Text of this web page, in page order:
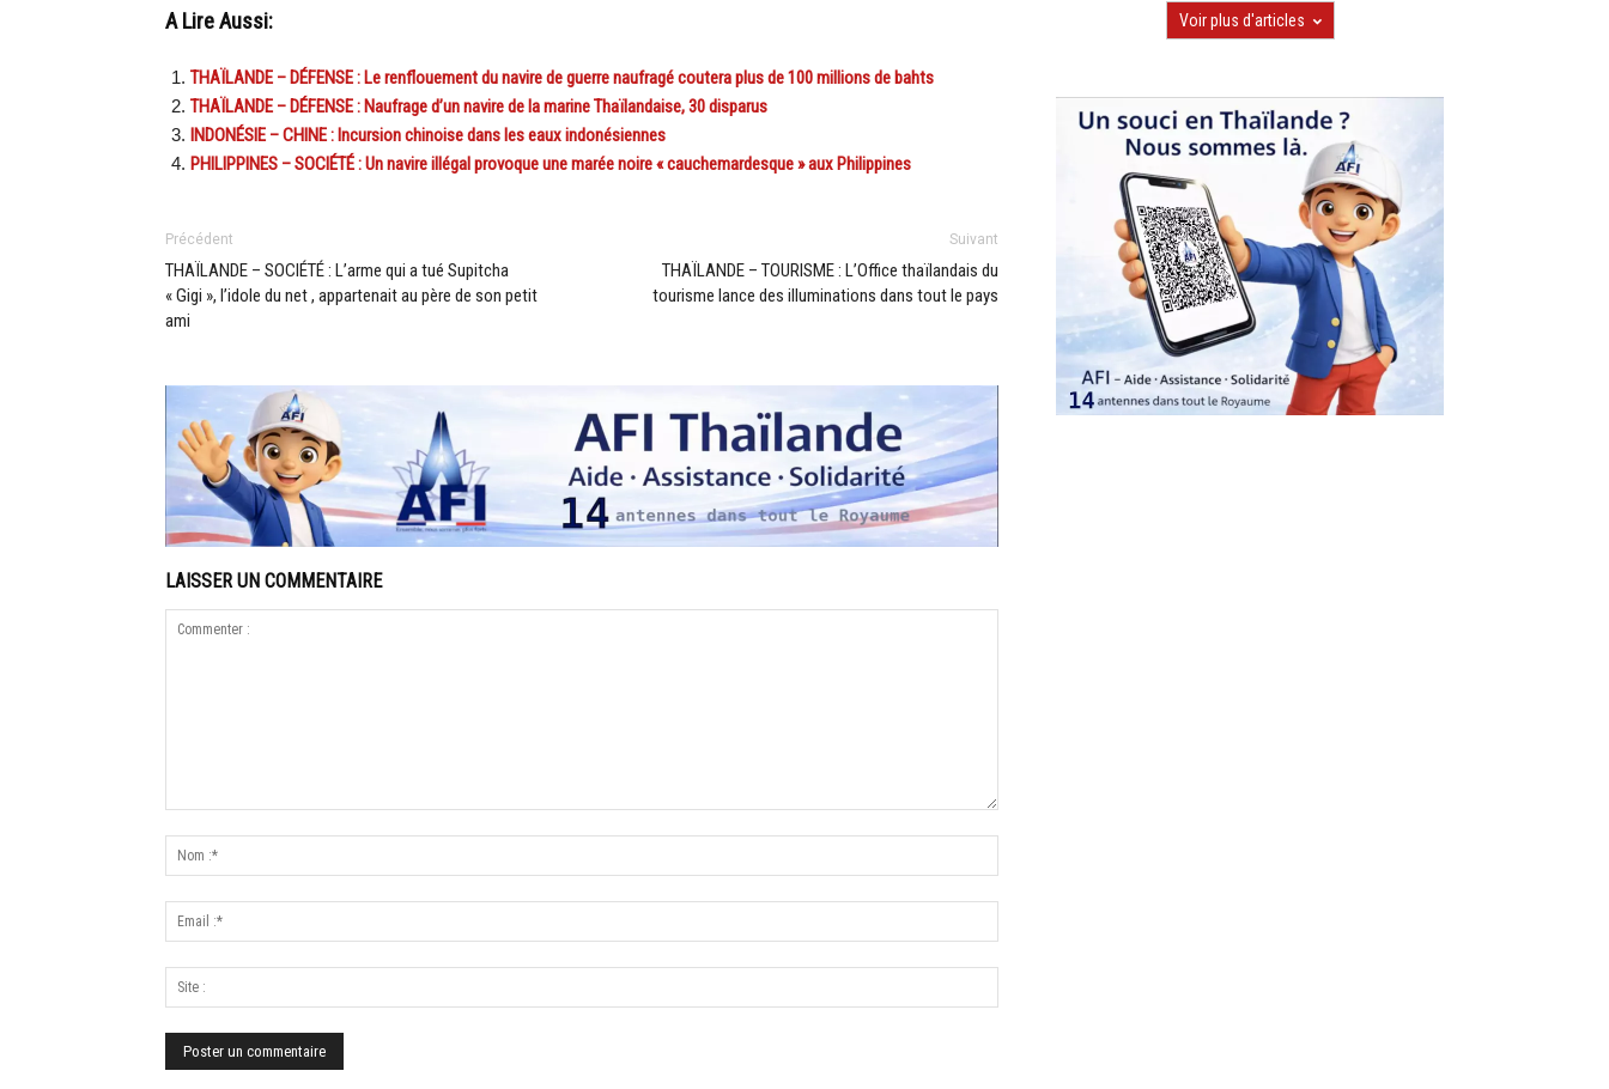
A Lire Aussi:
THAÏLANDE – DÉFENSE : Le renflouement du navire de guerre naufragé coutera plus de 100 millions de bahts
THAÏLANDE – DÉFENSE : Naufrage d’un navire de la marine Thaïlandaise, 30 disparus
INDONÉSIE – CHINE : Incursion chinoise dans les eaux indonésiennes
PHILIPPINES – SOCIÉTÉ : Un navire illégal provoque une marée noire « cauchemardesque » aux Philippines
Précédent
THAÏLANDE – SOCIÉTÉ : L’arme qui a tué Supitcha
« Gigi », l’idole du net , appartenait au père de son petit
ami
Suivant
THAÏLANDE – TOURISME : L’Office thaïlandais du
tourisme lance des illuminations dans tout le pays
LAISSER UN COMMENTAIRE
Voir plus d'articles